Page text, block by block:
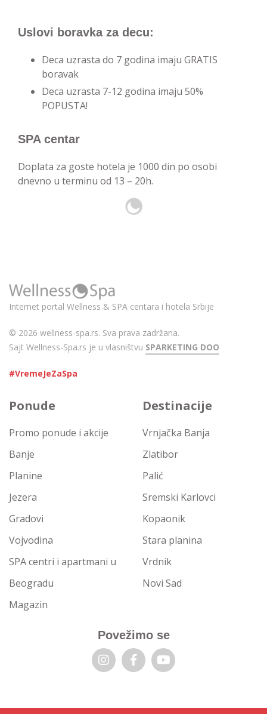
Uslovi boravka za decu:
Deca uzrasta do 7 godina imaju GRATIS
boravak
Deca uzrasta 7-12 godina imaju 50%
POPUSTA!
SPA centar
Doplata za goste hotela je 1000 din po osobi
dnevno u terminu od 13 – 20h.
Internet portal Wellness & SPA centara i hotela Srbije
© 2026 wellness-spa.rs. Sva prava zadržana.
Sajt Wellness-Spa.rs je u vlasništvu SPARKETING DOO
#VremeJeZaSpa
Ponude
Promo ponude i akcije
Banje
Planine
Jezera
Gradovi
Vojvodina
SPA centri i apartmani u
Beogradu
Magazin
Destinacije
Vrnjačka Banja
Zlatibor
Palić
Sremski Karlovci
Kopaonik
Stara planina
Vrdnik
Novi Sad
Povežimo se